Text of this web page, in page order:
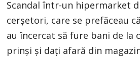
Scandal într-un hipermarket
cerşetori, care se prefăceau
au încercat să fure bani de la
prinşi şi daţi afară din